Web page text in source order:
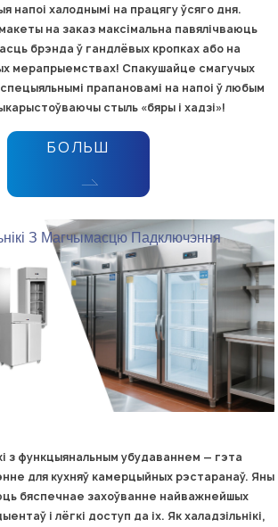
напоі халоднымі на працягу ўсяго дня.
на заказ максімальна павялічваюць
брэнда ў гандлёвых кропках або на
мерапрыемствах! Спакушайце смагучых
спецыяльнымі прапановамі на напоі ў любым
стыль «бяры і хадзі»!
БОЛЬШ
З Магчымасцю Падключэння
з функцыянальным убудаваннем — гэта
для кухняў камерцыйных рэстаранаў. Яны
бяспечнае захоўванне найважнейшых
і лёгкі доступ да іх. Як халадзільнікі,